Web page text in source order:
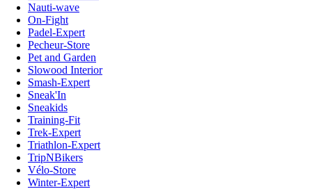
Nauti-wave
On-Fight
Padel-Expert
Pecheur-Store
Pet and Garden
Slowood Interior
Smash-Expert
Sneak'In
Sneakids
Training-Fit
Trek-Expert
Triathlon-Expert
TripNBikers
Vélo-Store
Winter-Expert